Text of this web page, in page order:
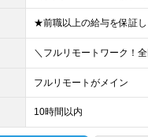
フルリモートがメイン
10時間以内